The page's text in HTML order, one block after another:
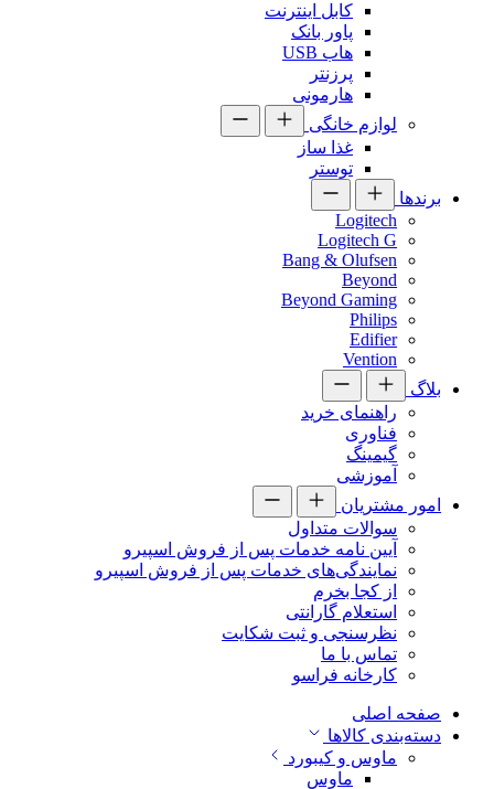
کابل اینترنت
پاور بانک
هاب USB
پرزنتر
هارمونی
لوازم خانگی
غذا ساز
توستر
برندها
Logitech
Logitech G
Bang & Olufsen
Beyond
Beyond Gaming
Philips
Edifier
Vention
بلاگ
راهنمای خرید
فناوری
گیمینگ
آموزشی
امور مشتریان
سوالات متداول
آیین نامه خدمات پس از فروش اسپیرو
نمایندگی‌های خدمات پس از فروش اسپیرو
از کجا بخرم
استعلام گارانتی
نظرسنجی و ثبت شکایت
تماس با ما
کارخانه فراسو
صفحه اصلی
دسته‌بندی کالاها
ماوس و کیبورد
ماوس